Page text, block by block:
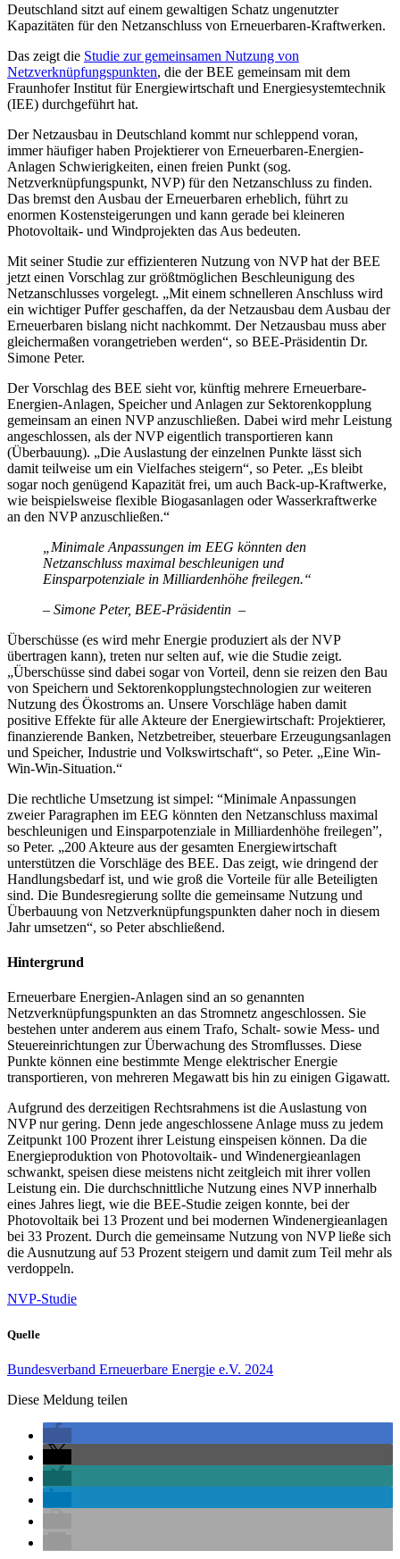
Deutschland sitzt auf einem gewaltigen Schatz ungenutzter
Kapazitäten für den Netzanschluss von Erneuerbaren-Kraftwerken.
Das zeigt die Studie zur gemeinsamen Nutzung von
Netzverknüpfungspunkten, die der BEE gemeinsam mit dem
Fraunhofer Institut für Energiewirtschaft und Energiesystemtechnik
(IEE) durchgeführt hat.
Der Netzausbau in Deutschland kommt nur schleppend voran,
immer häufiger haben Projektierer von Erneuerbaren-Energien-
Anlagen Schwierigkeiten, einen freien Punkt (sog.
Netzverknüpfungspunkt, NVP) für den Netzanschluss zu finden.
Das bremst den Ausbau der Erneuerbaren erheblich, führt zu
enormen Kostensteigerungen und kann gerade bei kleineren
Photovoltaik- und Windprojekten das Aus bedeuten.
Mit seiner Studie zur effizienteren Nutzung von NVP hat der BEE
jetzt einen Vorschlag zur größtmöglichen Beschleunigung des
Netzanschlusses vorgelegt. „Mit einem schnelleren Anschluss wird
ein wichtiger Puffer geschaffen, da der Netzausbau dem Ausbau der
Erneuerbaren bislang nicht nachkommt. Der Netzausbau muss aber
gleichermaßen vorangetrieben werden“, so BEE-Präsidentin Dr.
Simone Peter.
Der Vorschlag des BEE sieht vor, künftig mehrere Erneuerbare-
Energien-Anlagen, Speicher und Anlagen zur Sektorenkopplung
gemeinsam an einen NVP anzuschließen. Dabei wird mehr Leistung
angeschlossen, als der NVP eigentlich transportieren kann
(Überbauung). „Die Auslastung der einzelnen Punkte lässt sich
damit teilweise um ein Vielfaches steigern“, so Peter. „Es bleibt
sogar noch genügend Kapazität frei, um auch Back-up-Kraftwerke,
wie beispielsweise flexible Biogasanlagen oder Wasserkraftwerke
an den NVP anzuschließen.“
„Minimale Anpassungen im EEG könnten den
Netzanschluss maximal beschleunigen und
Einsparpotenziale in Milliardenhöhe freilegen.“
– Simone Peter, BEE-Präsidentin –
Überschüsse (es wird mehr Energie produziert als der NVP
übertragen kann), treten nur selten auf, wie die Studie zeigt.
„Überschüsse sind dabei sogar von Vorteil, denn sie reizen den Bau
von Speichern und Sektorenkopplungstechnologien zur weiteren
Nutzung des Ökostroms an. Unsere Vorschläge haben damit
positive Effekte für alle Akteure der Energiewirtschaft: Projektierer,
finanzierende Banken, Netzbetreiber, steuerbare Erzeugungsanlagen
und Speicher, Industrie und Volkswirtschaft“, so Peter. „Eine Win-
Win-Win-Situation.“
Die rechtliche Umsetzung ist simpel: “Minimale Anpassungen
zweier Paragraphen im EEG könnten den Netzanschluss maximal
beschleunigen und Einsparpotenziale in Milliardenhöhe freilegen”,
so Peter. „200 Akteure aus der gesamten Energiewirtschaft
unterstützen die Vorschläge des BEE. Das zeigt, wie dringend der
Handlungsbedarf ist, und wie groß die Vorteile für alle Beteiligten
sind. Die Bundesregierung sollte die gemeinsame Nutzung und
Überbauung von Netzverknüpfungspunkten daher noch in diesem
Jahr umsetzen“, so Peter abschließend.
Hintergrund
Erneuerbare Energien-Anlagen sind an so genannten
Netzverknüpfungspunkten an das Stromnetz angeschlossen. Sie
bestehen unter anderem aus einem Trafo, Schalt- sowie Mess- und
Steuereinrichtungen zur Überwachung des Stromflusses. Diese
Punkte können eine bestimmte Menge elektrischer Energie
transportieren, von mehreren Megawatt bis hin zu einigen Gigawatt.
Aufgrund des derzeitigen Rechtsrahmens ist die Auslastung von
NVP nur gering. Denn jede angeschlossene Anlage muss zu jedem
Zeitpunkt 100 Prozent ihrer Leistung einspeisen können. Da die
Energieproduktion von Photovoltaik- und Windenergieanlagen
schwankt, speisen diese meistens nicht zeitgleich mit ihrer vollen
Leistung ein. Die durchschnittliche Nutzung eines NVP innerhalb
eines Jahres liegt, wie die BEE-Studie zeigen konnte, bei der
Photovoltaik bei 13 Prozent und bei modernen Windenergieanlagen
bei 33 Prozent. Durch die gemeinsame Nutzung von NVP ließe sich
die Ausnutzung auf 53 Prozent steigern und damit zum Teil mehr als
verdoppeln.
NVP-Studie
Quelle
Bundesverband Erneuerbare Energie e.V. 2024
Diese Meldung teilen